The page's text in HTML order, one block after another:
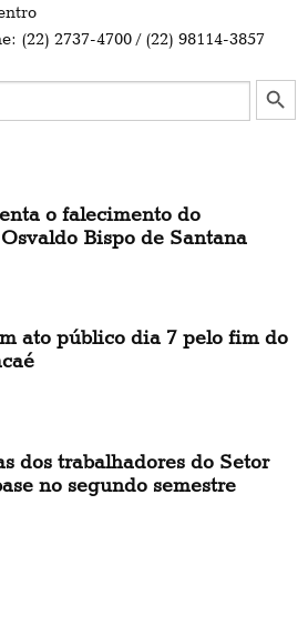
(22) 2737-4700 / (22) 98114-3857
Search Button
o falecimento do
Bispo de Santana
ato público dia 7 pelo fim do
dos trabalhadores do Setor
no segundo semestre